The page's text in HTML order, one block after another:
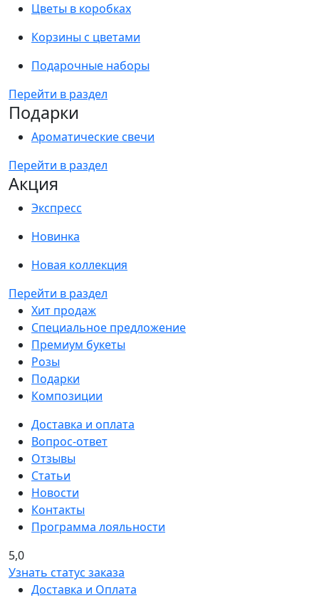
Цветы в коробках
Корзины с цветами
Подарочные наборы
Перейти в раздел
Подарки
Ароматические свечи
Перейти в раздел
Акция
Экспресс
Новинка
Новая коллекция
Перейти в раздел
Хит продаж
Специальное предложение
Премиум букеты
Розы
Подарки
Композиции
Доставка и оплата
Вопрос-ответ
Отзывы
Статьи
Новости
Контакты
Программа лояльности
5,0
Узнать статус заказа
Доставка и Оплата